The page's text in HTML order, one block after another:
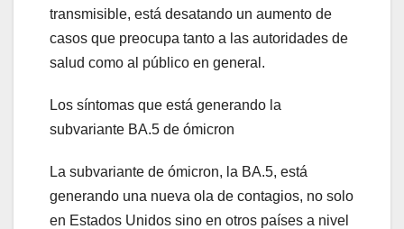
transmisible, está desatando un aumento de
casos que preocupa tanto a las autoridades de
salud como al público en general.
Los síntomas que está generando la
subvariante BA.5 de ómicron
La subvariante de ómicron, la BA.5, está
generando una nueva ola de contagios, no solo
en Estados Unidos sino en otros países a nivel